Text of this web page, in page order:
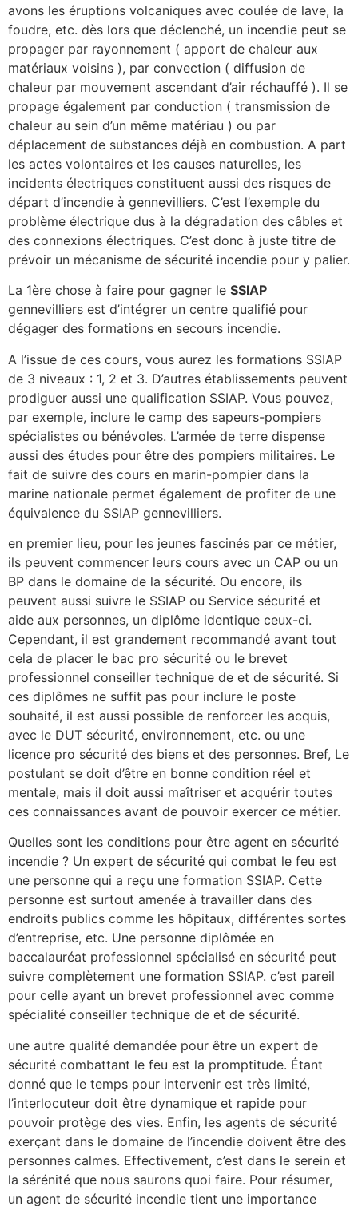
avons les éruptions volcaniques avec coulée de lave, la
foudre, etc. dès lors que déclenché, un incendie peut se
propager par rayonnement ( apport de chaleur aux
matériaux voisins ), par convection ( diffusion de
chaleur par mouvement ascendant d’air réchauffé ). Il se
propage également par conduction ( transmission de
chaleur au sein d’un même matériau ) ou par
déplacement de substances déjà en combustion. A part
les actes volontaires et les causes naturelles, les
incidents électriques constituent aussi des risques de
départ d’incendie à gennevilliers. C’est l’exemple du
problème électrique dus à la dégradation des câbles et
des connexions électriques. C’est donc à juste titre de
prévoir un mécanisme de sécurité incendie pour y palier.
La 1ère chose à faire pour gagner le SSIAP
gennevilliers est d’intégrer un centre qualifié pour
dégager des formations en secours incendie.
A l’issue de ces cours, vous aurez les formations SSIAP
de 3 niveaux : 1, 2 et 3. D’autres établissements peuvent
prodiguer aussi une qualification SSIAP. Vous pouvez,
par exemple, inclure le camp des sapeurs-pompiers
spécialistes ou bénévoles. L’armée de terre dispense
aussi des études pour être des pompiers militaires. Le
fait de suivre des cours en marin-pompier dans la
marine nationale permet également de profiter de une
équivalence du SSIAP gennevilliers.
en premier lieu, pour les jeunes fascinés par ce métier,
ils peuvent commencer leurs cours avec un CAP ou un
BP dans le domaine de la sécurité. Ou encore, ils
peuvent aussi suivre le SSIAP ou Service sécurité et
aide aux personnes, un diplôme identique ceux-ci.
Cependant, il est grandement recommandé avant tout
cela de placer le bac pro sécurité ou le brevet
professionnel conseiller technique de et de sécurité. Si
ces diplômes ne suffit pas pour inclure le poste
souhaité, il est aussi possible de renforcer les acquis,
avec le DUT sécurité, environnement, etc. ou une
licence pro sécurité des biens et des personnes. Bref, Le
postulant se doit d’être en bonne condition réel et
mentale, mais il doit aussi maîtriser et acquérir toutes
ces connaissances avant de pouvoir exercer ce métier.
Quelles sont les conditions pour être agent en sécurité
incendie ? Un expert de sécurité qui combat le feu est
une personne qui a reçu une formation SSIAP. Cette
personne est surtout amenée à travailler dans des
endroits publics comme les hôpitaux, différentes sortes
d’entreprise, etc. Une personne diplômée en
baccalauréat professionnel spécialisé en sécurité peut
suivre complètement une formation SSIAP. c’est pareil
pour celle ayant un brevet professionnel avec comme
spécialité conseiller technique de et de sécurité.
une autre qualité demandée pour être un expert de
sécurité combattant le feu est la promptitude. Étant
donné que le temps pour intervenir est très limité,
l’interlocuteur doit être dynamique et rapide pour
pouvoir protège des vies. Enfin, les agents de sécurité
exerçant dans le domaine de l’incendie doivent être des
personnes calmes. Effectivement, c’est dans le serein et
la sérénité que nous saurons quoi faire. Pour résumer,
un agent de sécurité incendie tient une importance